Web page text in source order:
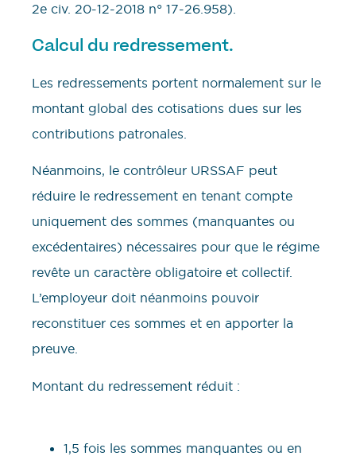
2e civ. 20-12-2018 n° 17-26.958).
Calcul du redressement.
Les redressements portent normalement sur le
montant global des cotisations dues sur les
contributions patronales.
Néanmoins, le contrôleur URSSAF peut
réduire le redressement en tenant compte
uniquement des sommes (manquantes ou
excédentaires) nécessaires pour que le régime
revête un caractère obligatoire et collectif.
L’employeur doit néanmoins pouvoir
reconstituer ces sommes et en apporter la
preuve.
Montant du redressement réduit :
1,5 fois les sommes manquantes ou en